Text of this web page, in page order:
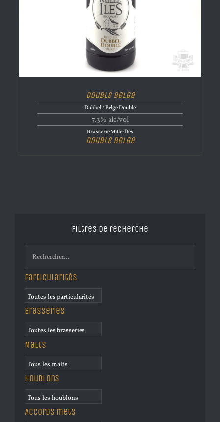
Double Belge
Dubbel / Belge Double
7.3% alc/vol
Brasserie Mille-Îles
Double Belge
Filtres de recherche
Particularités
Brasseries
Malts
Houblons
Accords mets